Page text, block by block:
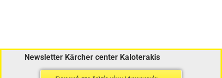
Newsletter Kärcher center Kaloterakis